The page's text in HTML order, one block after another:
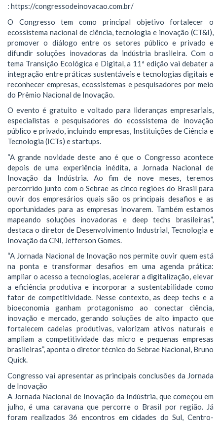
: https://congressodeinovacao.com.br/
O Congresso tem como principal objetivo fortalecer o
ecossistema nacional de ciência, tecnologia e inovação (CT&I),
promover o diálogo entre os setores público e privado e
difundir soluções inovadoras da indústria brasileira. Com o
tema Transição Ecológica e Digital, a 11ª edição vai debater a
integração entre práticas sustentáveis e tecnologias digitais e
reconhecer empresas, ecossistemas e pesquisadores por meio
do Prêmio Nacional de Inovação.
O evento é gratuito e voltado para lideranças empresariais,
especialistas e pesquisadores do ecossistema de inovação
público e privado, incluindo empresas, Instituições de Ciência e
Tecnologia (ICTs) e startups.
“A grande novidade deste ano é que o Congresso acontece
depois de uma experiência inédita, a Jornada Nacional de
Inovação da Indústria. Ao fim de nove meses, teremos
percorrido junto com o Sebrae as cinco regiões do Brasil para
ouvir dos empresários quais são os principais desafios e as
oportunidades para as empresas inovarem. Também estamos
mapeando soluções inovadoras e deep techs brasileiras”,
destaca o diretor de Desenvolvimento Industrial, Tecnologia e
Inovação da CNI, Jefferson Gomes.
“A Jornada Nacional de Inovação nos permite ouvir quem está
na ponta e transformar desafios em uma agenda prática:
ampliar o acesso a tecnologias, acelerar a digitalização, elevar
a eficiência produtiva e incorporar a sustentabilidade como
fator de competitividade. Nesse contexto, as deep techs e a
bioeconomia ganham protagonismo ao conectar ciência,
inovação e mercado, gerando soluções de alto impacto que
fortalecem cadeias produtivas, valorizam ativos naturais e
ampliam a competitividade das micro e pequenas empresas
brasileiras”, aponta o diretor técnico do Sebrae Nacional, Bruno
Quick.
Congresso vai apresentar as principais conclusões da Jornada
de Inovação
A Jornada Nacional de Inovação da Indústria, que começou em
julho, é uma caravana que percorre o Brasil por região. Já
foram realizados 36 encontros em cidades do Sul, Centro-